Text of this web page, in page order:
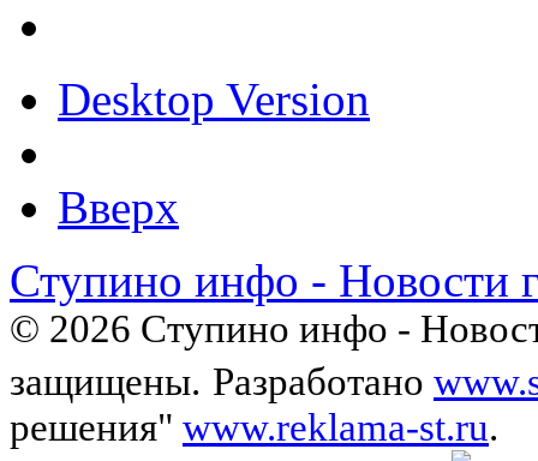
Desktop Version
Вверх
Ступино инфо - Новости
© 2026 Ступино инфо -
защищены. Разработано
решения" www.reklama-st.ru.